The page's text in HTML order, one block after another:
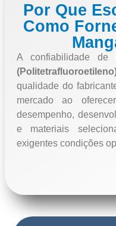
Por Que
Como
A confiabilidade de
qualidade do
mercado ao
desempenho,
e materiais
exigentes condições